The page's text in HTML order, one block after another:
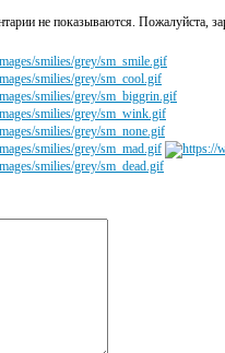
не показываются. Пожалуйста,